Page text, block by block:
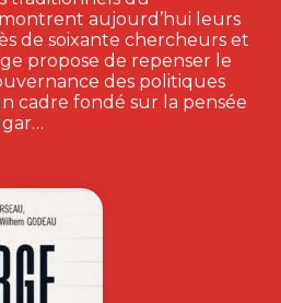
aujourd’hui leurs
de soixante chercheurs et
propose de repenser le
des politiques
cadre fondé sur la pensée